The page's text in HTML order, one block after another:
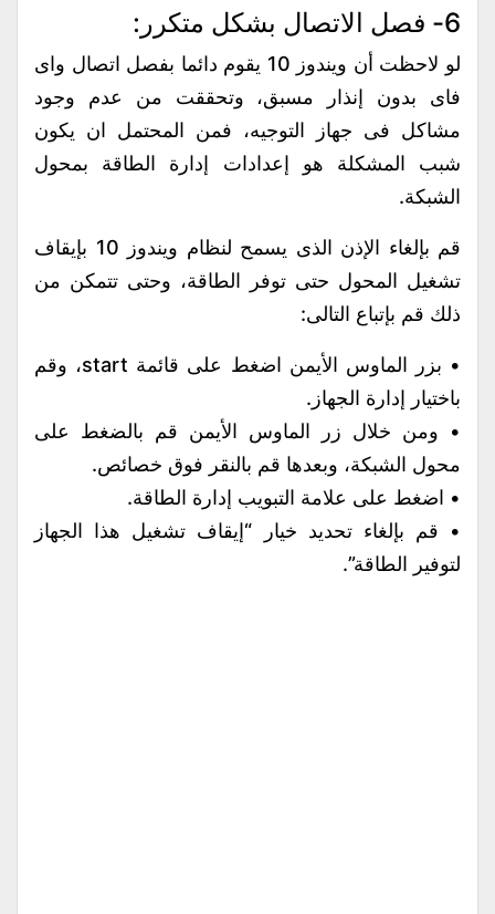
6- فصل الاتصال بشكل متكرر:
لو لاحظت أن ويندوز 10 يقوم دائما بفصل اتصال واى
فاى بدون إنذار مسبق، وتحققت من عدم وجود
مشاكل فى جهاز التوجيه، فمن المحتمل ان يكون
شبب المشكلة هو إعدادات إدارة الطاقة بمحول
الشبكة.
قم بإلغاء الإذن الذى يسمح لنظام ويندوز 10 بإيقاف
تشغيل المحول حتى توفر الطاقة، وحتى تتمكن من
ذلك قم بإتباع التالى:
• بزر الماوس الأيمن اضغط على قائمة start، وقم
باختيار إدارة الجهاز.
• ومن خلال زر الماوس الأيمن قم بالضغط على
محول الشبكة، وبعدها قم بالنقر فوق خصائص.
• اضغط على علامة التبويب إدارة الطاقة.
• قم بإلغاء تحديد خيار “إيقاف تشغيل هذا الجهاز
لتوفير الطاقة”.